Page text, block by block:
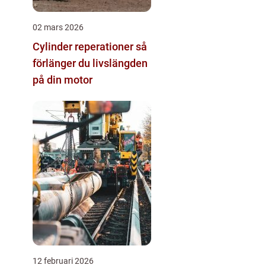
02 mars 2026
Cylinder reperationer så
förlänger du livslängden
på din motor
12 februari 2026